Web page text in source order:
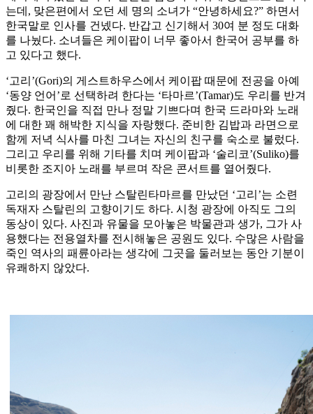
는데, 맞은편에서 오던 세 명의 소녀가 “안녕하세요?” 하면서
한국말로 인사를 건넸다. 반갑고 신기해서 30여 분 정도 대화
를 나눴다. 소녀들은 케이팝이 너무 좋아서 한국어 공부를 하
고 있다고 했다.
‘고리’(Gori)의 게스트하우스에서 케이팝 때문에 전공을 아예
‘동양 언어’로 선택하려 한다는 ‘타마르’(Tamar)도 우리를 반겨
줬다. 한국인을 직접 만나 정말 기쁘다며 한국 드라마와 노래
에 대한 꽤 해박한 지식을 자랑했다. 준비한 김밥과 라면으로
함께 저녁 식사를 마친 그녀는 자신의 친구를 숙소로 불렀다.
그리고 우리를 위해 기타를 치며 케이팝과 ‘술리코’(Suliko)를
비롯한 조지아 노래를 부르며 작은 콘서트를 열어줬다.
고리의 광장에서 만난 스탈린타마르를 만났던 ‘고리’는 소련
독재자 스탈린의 고향이기도 하다. 시청 광장에 아직도 그의
동상이 있다. 사진과 유물을 모아놓은 박물관과 생가, 그가 사
용했다는 전용열차를 전시해놓은 공원도 있다. 수많은 사람을
죽인 역사의 패륜아라는 생각에 그곳을 둘러보는 동안 기분이
유쾌하지 않았다.